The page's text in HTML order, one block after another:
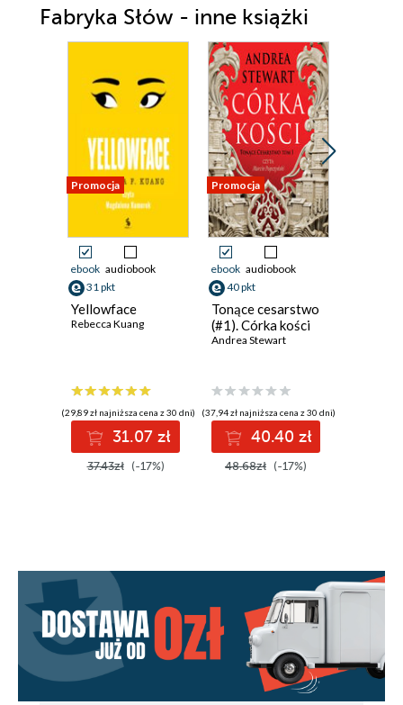
Fabryka Słów - inne książki
Promocja
ebook audiobook
31 pkt
Yellowface
Rebecca Kuang
(29,89 zł najniższa cena z 30 dni)
31.07 zł
37.43zł (-17%)
Promocja
ebook audiobook
40 pkt
Tonące cesarstwo
(#1). Córka kości
Andrea Stewart
(37,94 zł najniższa cena z 30 dni)
40.40 zł
48.68zł (-17%)